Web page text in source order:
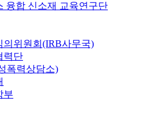
융합 신소재 교육연구단
의위원회(IRB사무국)
력단
폭력상담소)
부